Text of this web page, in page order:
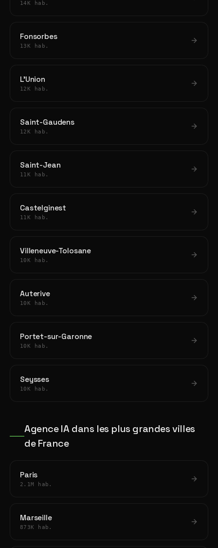
14K hab.
Fonsorbes
13K hab.
L'Union
12K hab.
Saint-Gaudens
12K hab.
Saint-Jean
11K hab.
Castelginest
11K hab.
Villeneuve-Tolosane
10K hab.
Auterive
10K hab.
Portet-sur-Garonne
10K hab.
Seysses
10K hab.
Agence IA dans les plus grandes villes
de France
Paris
2.1M hab.
Marseille
873K hab.